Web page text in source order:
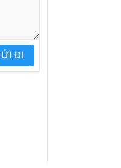
ĐI